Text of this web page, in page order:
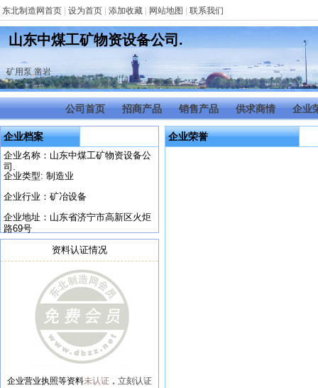
东北制造网首页 设为首页 添加收藏 网站地图 联系我们
山东中煤工矿物资设备公司.
矿用泵,凿岩
公司首页 招商产品 销售产品 供求商情 企业
企业档案
企业名称：山东中煤工矿物资设备公
司.
企业类型: 制造业
企业行业：矿冶设备
企业地址：山东省济宁市高新区火炬
路69号
资料认证情况
企业营业执照等资料未认证 ， 立刻认证
企业荣誉